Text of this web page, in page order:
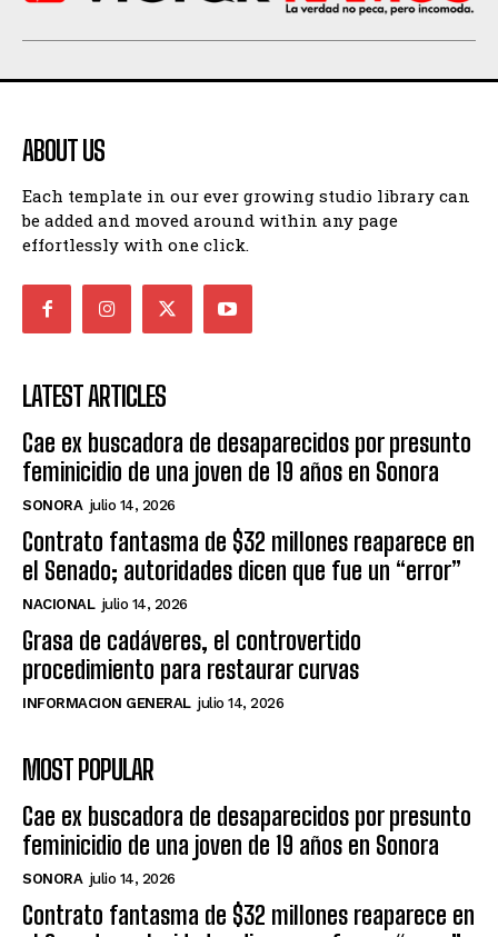
ABOUT US
Each template in our ever growing studio library can
be added and moved around within any page
effortlessly with one click.
LATEST ARTICLES
Cae ex buscadora de desaparecidos por presunto
feminicidio de una joven de 19 años en Sonora
SONORA julio 14, 2026
Contrato fantasma de $32 millones reaparece en
el Senado; autoridades dicen que fue un “error”
NACIONAL julio 14, 2026
Grasa de cadáveres, el controvertido
procedimiento para restaurar curvas
INFORMACION GENERAL julio 14, 2026
MOST POPULAR
Cae ex buscadora de desaparecidos por presunto
feminicidio de una joven de 19 años en Sonora
SONORA julio 14, 2026
Contrato fantasma de $32 millones reaparece en